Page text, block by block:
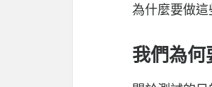
為什麼要做這
我們為何